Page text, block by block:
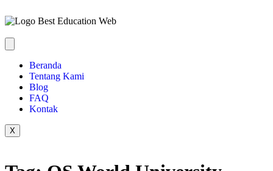
Beranda
Tentang Kami
Blog
FAQ
Kontak
X